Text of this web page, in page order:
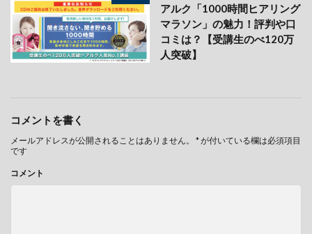
アルク「1000時間ヒアリング
マラソン」の魅力！評判や口
コミは？【受講生のべ120万
人突破】
コメントを書く
メールアドレスが公開されることはありません。 *が付いている欄は必須項目
です
コメント